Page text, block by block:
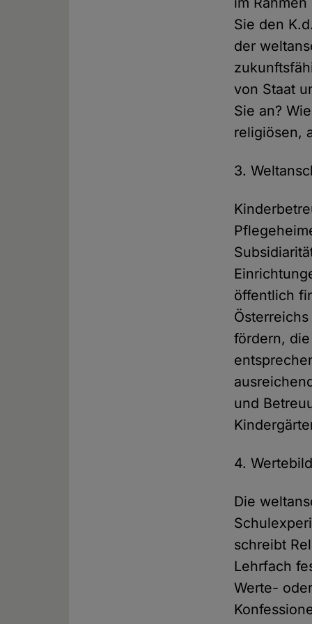
Sie den
der
von Staat
Sie an?
religiösen,
3.
öffentlich
fördern,
und
4.
Die
schreibt
Lehrfach
Werte-